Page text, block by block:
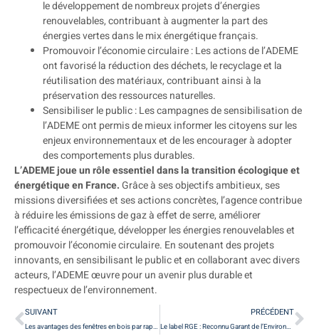
le développement de nombreux projets d’énergies
renouvelables, contribuant à augmenter la part des
énergies vertes dans le mix énergétique français.
Promouvoir l’économie circulaire : Les actions de l’ADEME
ont favorisé la réduction des déchets, le recyclage et la
réutilisation des matériaux, contribuant ainsi à la
préservation des ressources naturelles.
Sensibiliser le public : Les campagnes de sensibilisation de
l’ADEME ont permis de mieux informer les citoyens sur les
enjeux environnementaux et de les encourager à adopter
des comportements plus durables.
L’ADEME joue un rôle essentiel dans la transition écologique et
énergétique en France.Grâce à ses objectifs ambitieux, ses
missions diversifiées et ses actions concrètes, l’agence contribue
à réduire les émissions de gaz à effet de serre, améliorer
l’efficacité énergétique, développer les énergies renouvelables et
promouvoir l’économie circulaire. En soutenant des projets
innovants, en sensibilisant le public et en collaborant avec divers
acteurs, l’ADEME œuvre pour un avenir plus durable et
respectueux de l’environnement.
SUIVANT
Les avantages des fenêtres en bois par rapport aux fenêtres en PVC
PRÉCÉDENT
Le label RGE : Reconnu Garant de l’Environnement